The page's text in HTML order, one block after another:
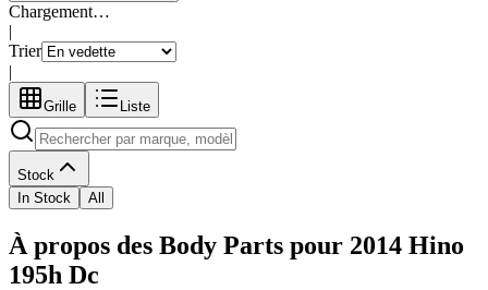
Chargement…
|
Trier
|
Grille Liste
Stock
In Stock
All
À propos des Body Parts pour 2014 Hino
195h Dc